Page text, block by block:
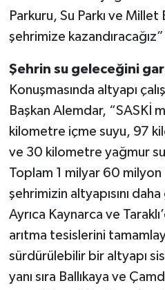
Parkuru, Su Parkı ve Millet
şehrimize
Şehrin su geleceğini
Konuşmasında altyapı
Başkan Alemdar, “SASKİ
kilometre içme suyu, 97
ve 30 kilometre yağmur
Toplam 1 milyar 60 milyon
şehrimizin altyapısını
Ayrıca Kaynarca ve
arıtma tesislerini
sürdürülebilir bir altyapı
yanı sıra Ballıkaya ve